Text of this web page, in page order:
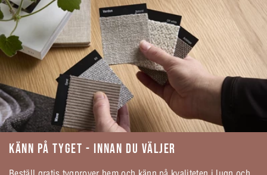
KÄNN PÅ TYGET - INNAN DU VÄLJER